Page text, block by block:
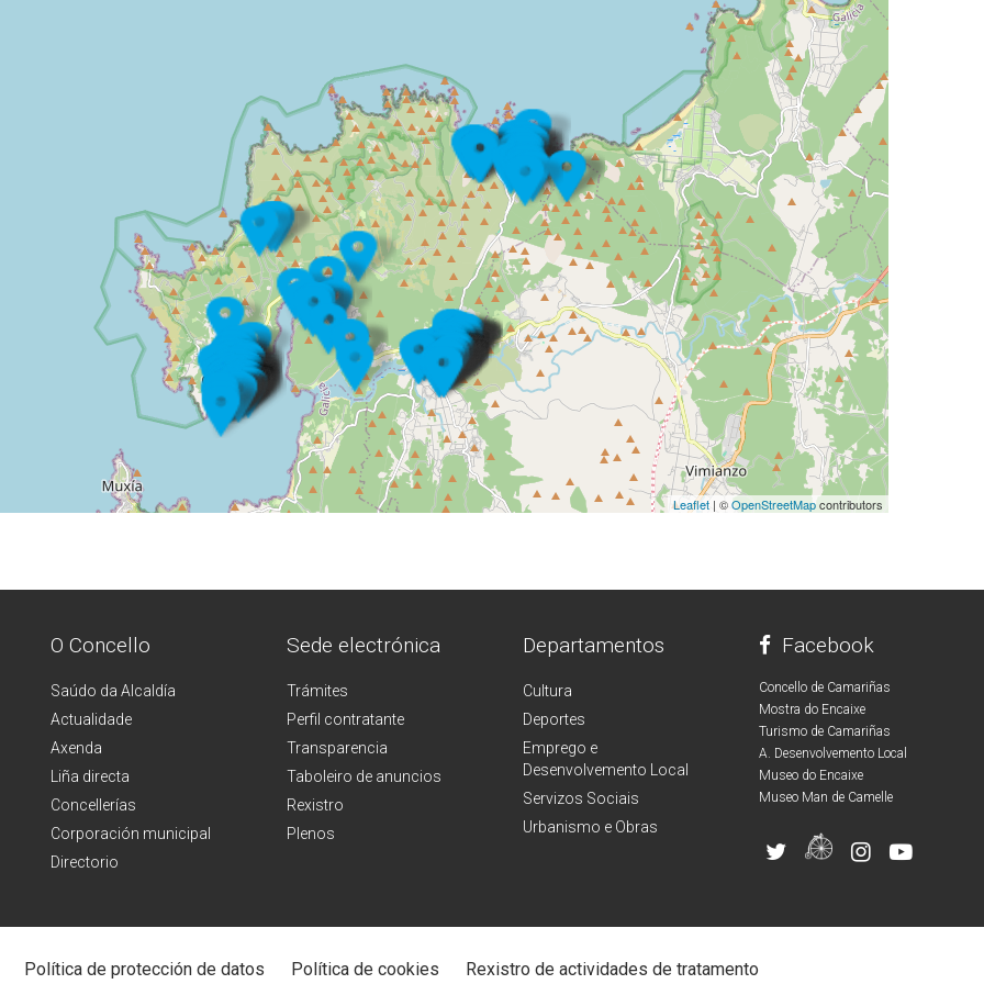
Leaflet | ©OpenStreetMapcontributors
O Concello
Saúdo da Alcaldía
Actualidade
Axenda
Liña directa
Concellerías
Corporación municipal
Directorio
Sede electrónica
Trámites
Perfil contratante
Transparencia
Taboleiro de anuncios
Rexistro
Plenos
Departamentos
Cultura
Deportes
Emprego e
Desenvolvemento Local
Servizos Sociais
Urbanismo e Obras
Facebook
Concello de Camariñas
Mostra do Encaixe
Turismo de Camariñas
A. Desenvolvemento Local
Museo do Encaixe
Museo Man de Camelle
Política de protección de datos Política de cookies Rexistro de actividades de tratamento